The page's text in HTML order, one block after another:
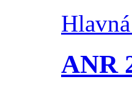
ANR